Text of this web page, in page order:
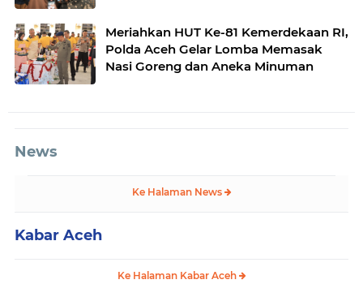
Meriahkan HUT Ke-81 Kemerdekaan RI,
Polda Aceh Gelar Lomba Memasak
Nasi Goreng dan Aneka Minuman
News
Ke Halaman News
Kabar Aceh
Ke Halaman Kabar Aceh